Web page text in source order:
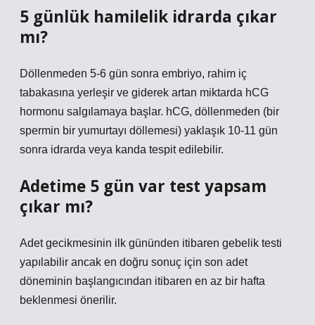
5 günlük hamilelik idrarda çıkar
mı?
Döllenmeden 5-6 gün sonra embriyo, rahim iç
tabakasına yerleşir ve giderek artan miktarda hCG
hormonu salgılamaya başlar. hCG, döllenmeden (bir
spermin bir yumurtayı döllemesi) yaklaşık 10-11 gün
sonra idrarda veya kanda tespit edilebilir.
Adetime 5 gün var test yapsam
çıkar mı?
Adet gecikmesinin ilk gününden itibaren gebelik testi
yapılabilir ancak en doğru sonuç için son adet
döneminin başlangıcından itibaren en az bir hafta
beklenmesi önerilir.